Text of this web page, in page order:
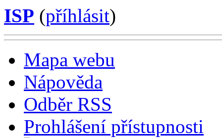
ISP (příhlásit)
Mapa webu
Nápověda
Odběr RSS
Prohlášení přístupnosti